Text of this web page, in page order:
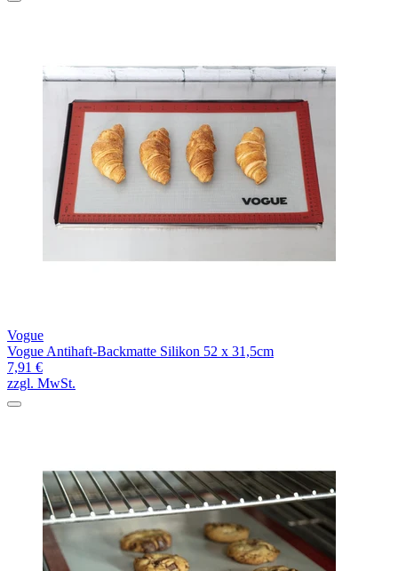
Vogue
Vogue Antihaft-Backmatte Silikon 52 x 31,5cm
7,91 €
zzgl. MwSt.